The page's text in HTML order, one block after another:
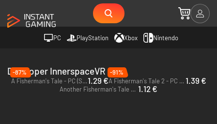
PC PlayStation Xbox Nintendo
Developer InnerspaceVR
-87%
A Fisherman's Tale - PC (Steam)1.29 €
-91%
A Fisherman's Tale 2 - PC (Steam) 1.39 €
Another Fisherman's Tale - PC (Steam) 1.12 €